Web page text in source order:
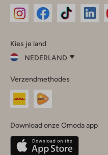
InstagramFacebook
Kies je land
NEDERLAND
je
land
Nederland
Belgique(Français)
Deutschland
Verzendmethodes
Download onze Omoda app